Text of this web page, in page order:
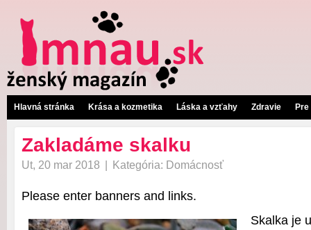
Hlavná stránka Krása a kozmetika Láska a vzťahy Zdravie
Zakladáme skalku
Ut, 20 mar 2018 Kategória: Domácnosť
Please enter banners and links.
Skalka je